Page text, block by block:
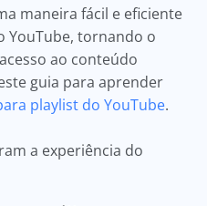
maneira fácil e eficiente
YouTube, tornando o
ao conteúdo
guia para aprender
playlist do YouTube.
a experiência do